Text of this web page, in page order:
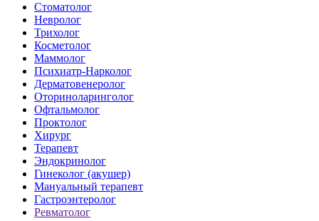
Стоматолог
Невролог
Трихолог
Косметолог
Маммолог
Психиатр-Нарколог
Дерматовенеролог
Оториноларинголог
Офтальмолог
Проктолог
Хирург
Терапевт
Эндокринолог
Гинеколог (акушер)
Мануальный терапевт
Гастроэнтеролог
Ревматолог